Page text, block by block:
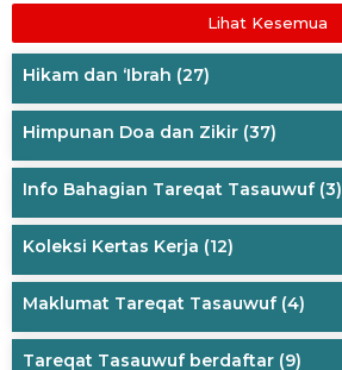
Lihat Kesemua
Hikam dan ‘Ibrah (27)
Himpunan Doa dan Zikir (37)
Info Bahagian Tareqat Tasauwuf(3)
Koleksi Kertas Kerja (12)
Maklumat Tareqat Tasauwuf(4)
Tareqat Tasauwuf berdaftar (9)